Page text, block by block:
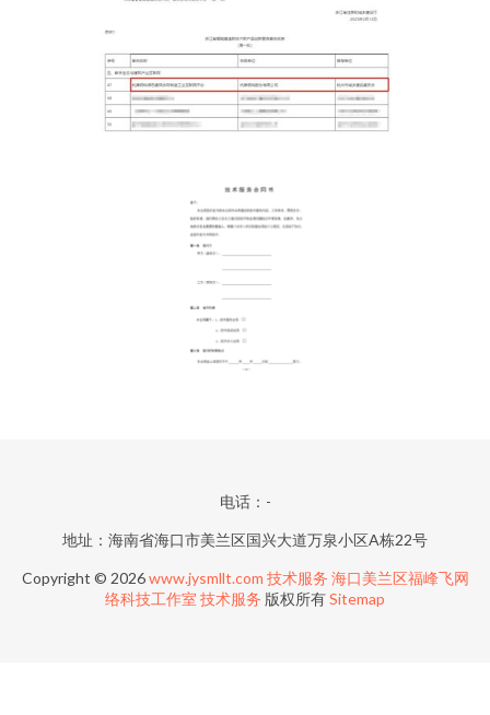
电话：-
地址：海南省海口市美兰区国兴大道万泉小区A栋22号
Copyright © 2026www.jysmllt.com 技术服务 海口美兰区福峰飞网
络科技工作室 技术服务 版权所有Sitemap